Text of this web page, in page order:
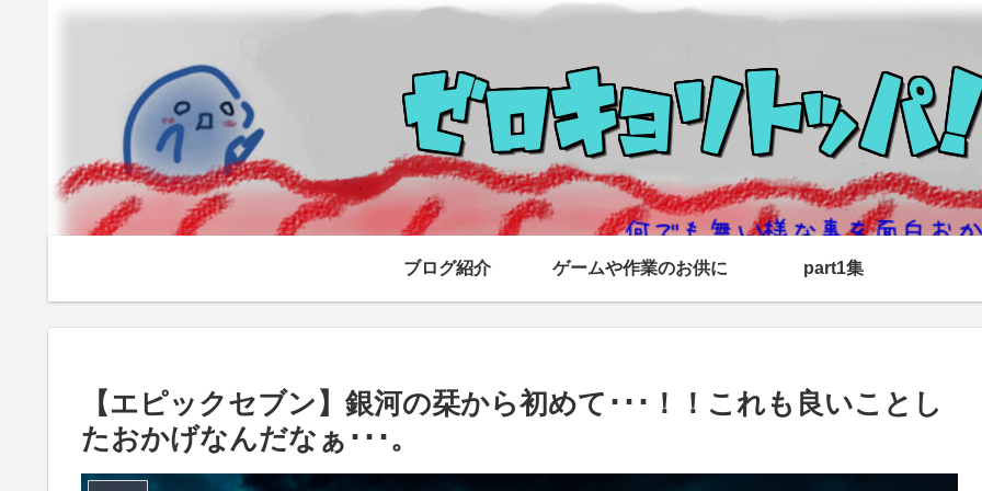
ブログ紹介 ゲームや作業のお供に part1集
【エピックセブン】銀河の栞から初めて･･･！！これも良いことし
たおかげなんだなぁ･･･。